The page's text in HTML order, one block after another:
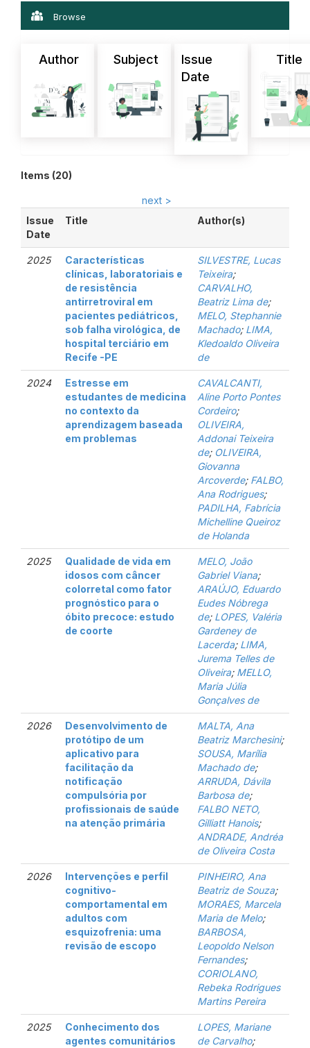
Browse
Author Subject
Issue
Date
Title
Items (20)
next >
Issue
Date
Title Author(s)
2025
Características
clínicas, laboratoriais e
de resistência
antirretroviral em
pacientes pediátricos,
sob falha virológica, de
hospital terciário em
Recife -PE
SILVESTRE, Lucas
Teixeira;
CARVALHO,
Beatriz Lima de;
MELO, Stephannie
Machado; LIMA,
Kledoaldo Oliveira
de
2024
Estresse em
estudantes de medicina
no contexto da
aprendizagem baseada
em problemas
CAVALCANTI,
Aline Porto Pontes
Cordeiro;
OLIVEIRA,
Addonai Teixeira
de; OLIVEIRA,
Giovanna
Arcoverde; FALBO,
Ana Rodrigues;
PADILHA, Fabrícia
Michelline Queiroz
de Holanda
2025
Qualidade de vida em
idosos com câncer
colorretal como fator
prognóstico para o
óbito precoce: estudo
de coorte
MELO, João
Gabriel Viana;
ARAÚJO, Eduardo
Eudes Nóbrega
de; LOPES, Valéria
Gardeney de
Lacerda; LIMA,
Jurema Telles de
Oliveira; MELLO,
Maria Júlia
Gonçalves de
2026
Desenvolvimento de
protótipo de um
aplicativo para
facilitação da
notificação
compulsória por
profissionais de saúde
na atenção primária
MALTA, Ana
Beatriz Marchesini;
SOUSA, Marília
Machado de;
ARRUDA, Dávila
Barbosa de;
FALBO NETO,
Gilliatt Hanois;
ANDRADE, Andréa
de Oliveira Costa
2026
Intervenções e perfil
cognitivo-
comportamental em
adultos com
esquizofrenia: uma
revisão de escopo
PINHEIRO, Ana
Beatriz de Souza;
MORAES, Marcela
Maria de Melo;
BARBOSA,
Leopoldo Nelson
Fernandes;
CORIOLANO,
Rebeka Rodrigues
Martins Pereira
2025
Conhecimento dos
agentes comunitários
LOPES, Mariane
de Carvalho;